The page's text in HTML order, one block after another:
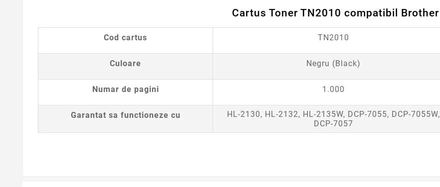
Cartus Toner TN2010 compatibil Brother
Cod cartus TN2010
Culoare Negru (Black)
Numar de pagini 1.000
Garantat sa functioneze cu
HL-2130, HL-2132, HL-2135W, DCP-7055, DCP-7055W,
DCP-7057